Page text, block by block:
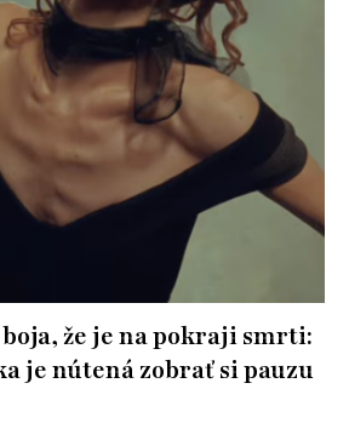
že je na pokraji smrti:
je nútená zobrať si pauzu